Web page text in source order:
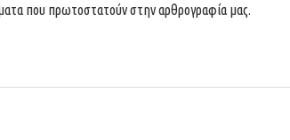
που πρωτοστατούν στην αρθρογραφία μας.